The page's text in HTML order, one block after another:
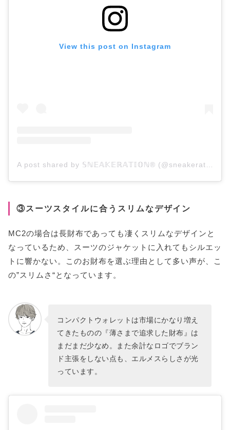
View this post on Instagram
③スーツスタイルに合うスリムなデザイン
MC2の場合は長財布であっても凄くスリムなデザインと
なっているため、スーツのジャケットに入れてもシルエッ
トに響かない。このお財布を選ぶ理由として多い声が、こ
の”スリムさ“となっています。
コンパクトウォレットは市場にかなり増え
てきたものの『薄さまで追求した財布』は
まだまだ少なめ。また余計なロゴでブラン
ド主張をしない点も、エルメスらしさが光
っています。